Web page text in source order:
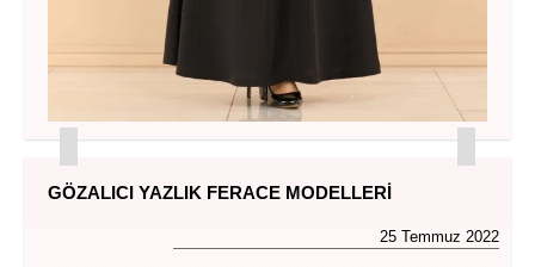
GÖZALICI YAZLIK FERACE MODELLERI
25 Temmuz 2022